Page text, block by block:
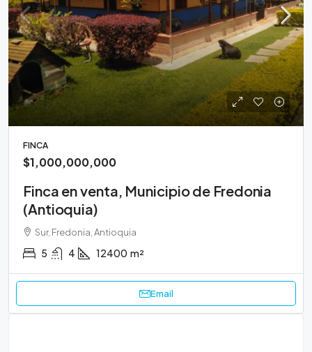
FINCA
$1,000,000,000
Finca en venta, Municipio de Fredonia
(Antioquia)
Sur, Fredonia, Antioquia
5 4 12400 m²
Email